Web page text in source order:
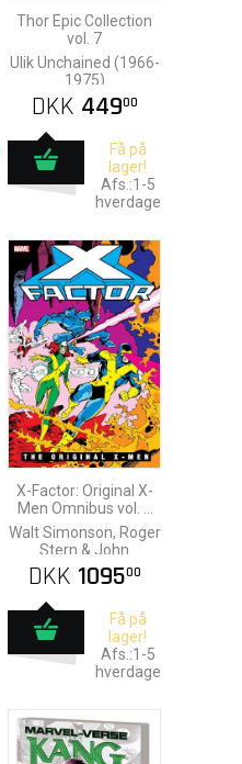
Thor Epic Collection
vol. 7
Ulik Unchained (1966-
1975)
DKK 44900
Få på
lager!
Afs.:1-5
hverdage
X-Factor: Original X-
Men Omnibus vol. 1
HC
Walt Simonson, Roger
Stern & John
Buscema
DKK 109500
Få på
lager!
Afs.:1-5
hverdage